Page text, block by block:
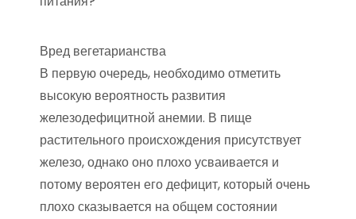
Вред вегетарианства
В первую очередь, необходимо отметить
высокую вероятность развития
железодефицитной анемии. В пище
растительного происхождения присутствует
железо, однако оно плохо усваивается и
потому вероятен его дефицит, который очень
плохо сказывается на общем состоянии